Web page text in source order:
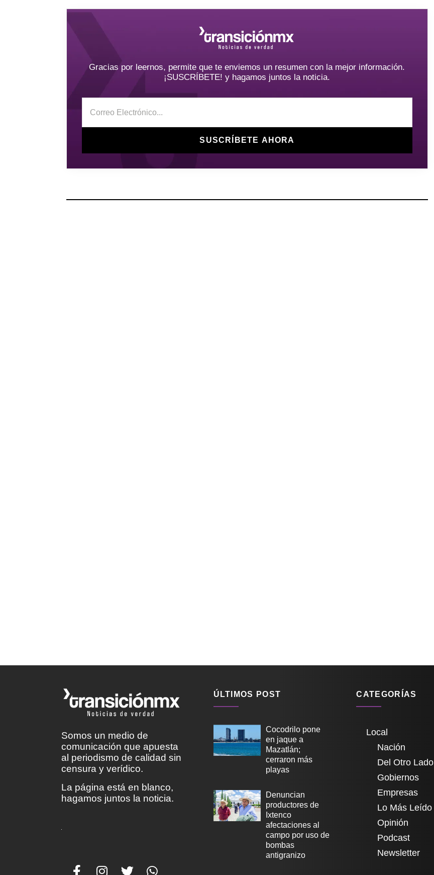
Gracias por leernos, permite que te enviemos un resumen con la mejor información.
¡SUSCRÍBETE! y hagamos juntos la noticia.
SUSCRÍBETE AHORA
Somos un medio de
comunicación que apuesta
al periodismo de calidad sin
censura y verídico.
La página está en blanco,
hagamos juntos la noticia.
ÚLTIMOS POST
Cocodrilo pone
en jaque a
Mazatlán;
cerraron más
playas
Denuncian
productores de
Ixtenco
afectaciones al
campo por uso de
bombas
antigranizo
CATEGORÍAS
Local
Nación
Del Otro Lado
Gobiernos
Empresas
Lo Más Leído
Opinión
Podcast
Newsletter